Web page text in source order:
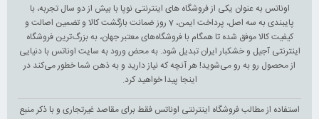
اوناتس به عنوان یکی از فروشگاه های اینترنتی نوپا با بیش از دو سال تجربه، با
پایبندی به سه اصل، پرداخت ایمن، 7 روز ضمانت بازگشت کالا و تضمین اصالت و
کیفیت کالا موفق شده تا همگام با فروشگاه‌های معتبر جهان، به بزرگ‌ترین فروشگاه
اینترنتی آجیل و خشکبار ایران تبدیل شود. به محض ورود به سایت اوناتس با دنیایی
از محصول رو به رو می‌شوید! هر آنچه که نیاز دارید و به ذهن شما خطور می‌کند در
اینجا پیدا خواهید کرد.
استفاده از مطالب فروشگاه اینترنتی اوناتس فقط برای مقاصد غیرتجاری و با ذکر منبع